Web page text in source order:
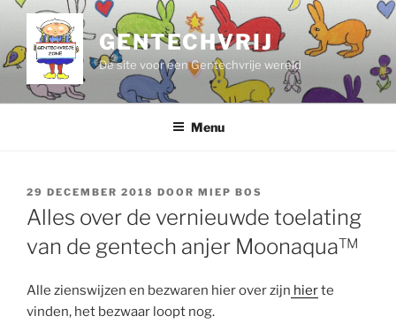
de
inhoud
GENTECHVRIJ
De site voor een Gentechvrije wereld
Menu
GEPLAATST
OP
29 DECEMBER 2018 DOOR MIEP BOS
Alles over de vernieuwde toelating
van de gentech anjer Moonaqua™
Alle zienswijzen en bezwaren hier over zijn hierte
vinden, het bezwaar loopt nog.